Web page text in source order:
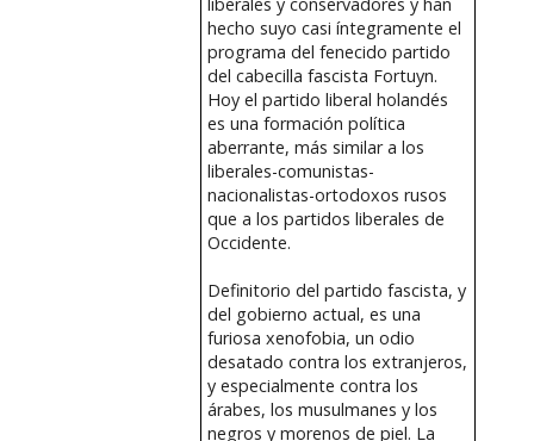
hecho suyo casi íntegramente el
programa del fenecido partido
del cabecilla fascista Fortuyn.
Hoy el partido liberal holandés
es una formación política
aberrante, más similar a los
liberales-comunistas-
nacionalistas-ortodoxos rusos
que a los partidos liberales de
Occidente.
Definitorio del partido fascista, y
del gobierno actual, es una
furiosa xenofobia, un odio
desatado contra los extranjeros,
y especialmente contra los
árabes, los musulmanes y los
negros y morenos de piel. La